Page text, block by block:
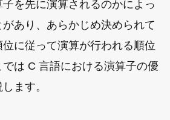
を先に演算されるのかによっ
あり、あらかじめ決められて
に従って演算が行われる順位
は C 言語における演算子の優
ます。